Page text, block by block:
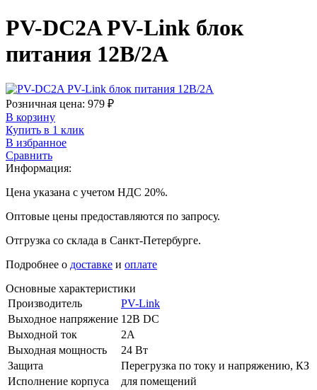
PV-DC2A PV-Link блок
питания 12В/2А
Розничная цена: 979 ₽
В корзину
Купить в 1 клик
В избранное
Сравнить
Информация:
Цена указана с учетом НДС 20%.
Оптовые цены предоставляются по запросу.
Отгрузка со склада в Санкт-Петербурге.
Подробнее о доставке и оплате
Основные характеристики
Производитель
PV-Link
Выходное напряжение 12В DC
Выходной ток
2А
Выходная мощность
24 Вт
Защита
Перегрузка по току и напряжению, КЗ
Исполнение корпуса
для помещений